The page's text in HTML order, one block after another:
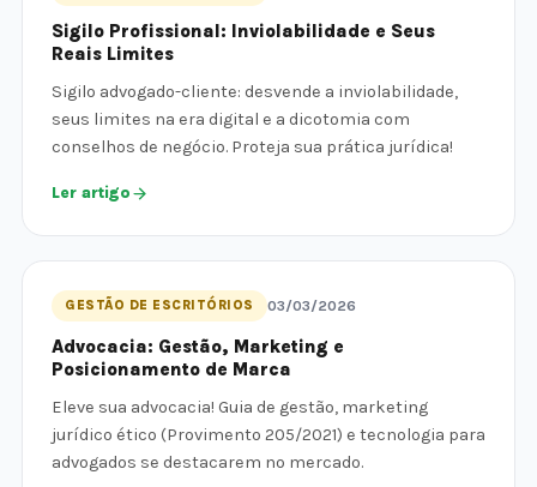
Sigilo Profissional: Inviolabilidade e Seus
Reais Limites
Sigilo advogado-cliente: desvende a inviolabilidade,
seus limites na era digital e a dicotomia com
conselhos de negócio. Proteja sua prática jurídica!
Ler artigo
GESTÃO DE ESCRITÓRIOS 03/03/2026
Advocacia: Gestão, Marketing e
Posicionamento de Marca
Eleve sua advocacia! Guia de gestão, marketing
jurídico ético (Provimento 205/2021) e tecnologia para
advogados se destacarem no mercado.